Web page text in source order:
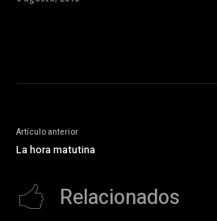
Artículo anterior
La hora matutina
Relacionados